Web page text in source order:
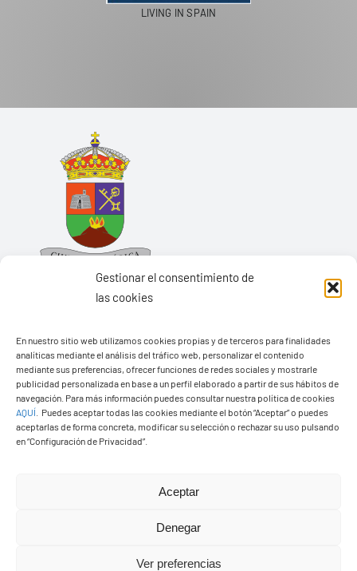
Gestionar el consentimiento de
las cookies
En nuestro sitio web utilizamos cookies propias y de terceros para finalidades
analíticas mediante el análisis del tráfico web, personalizar el contenido
mediante sus preferencias, ofrecer funciones de redes sociales y mostrarle
publicidad personalizada en base a un perfil elaborado a partir de sus hábitos de
navegación. Para más información puedes consultar nuestra política de cookies
AQUÍ
Puedes aceptar todas las cookies mediante el botón “Aceptar” o puedes
aceptarlas de forma concreta, modificar su selección o rechazar su uso pulsando
en “Configuración de Privacidad”.
Aceptar
Denegar
Ver preferencias
LIVING IN SPAIN
Ayuntamiento de Yaiza
Pza. de Los Remedios, 1
35570 – Yaiza
Tel:928 83 62 20
© Copyright2026 Ayuntamiento de Yaiza - Todos los